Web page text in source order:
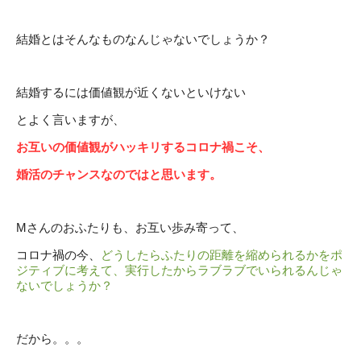
結婚とはそんなものなんじゃないでしょうか？
結婚するには価値観が近くないといけない
とよく言いますが、
お互いの価値観がハッキリするコロナ禍こそ、
婚活のチャンスなのではと思います。
Mさんのおふたりも、お互い歩み寄って、
コロナ禍の今、
どうしたらふたりの距離を縮められるかをポ
ジティブに考えて、実行したからラブラブでいられるんじゃ
ないでしょうか？
だから。。。